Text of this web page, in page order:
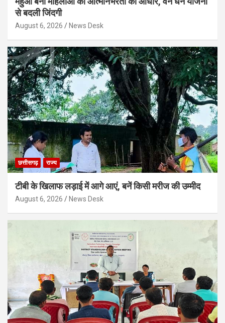
से बदली जिंदगी
August 6, 2026 News Desk
छत्तीसगढ़ राज्य
टीबी के खिलाफ लड़ाई में आगे आएं, बनें किसी मरीज की उम्मीद
August 6, 2026 News Desk